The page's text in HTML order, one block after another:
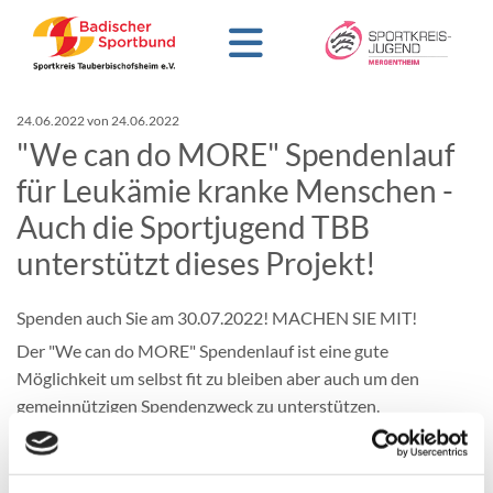
24.06.2022 von 24.06.2022
"We can do MORE" Spendenlauf
für Leukämie kranke Menschen -
Auch die Sportjugend TBB
unterstützt dieses Projekt!
Spenden auch Sie am 30.07.2022! MACHEN SIE MIT!
Der "We can do MORE" Spendenlauf ist eine gute
Möglichkeit um selbst fit zu bleiben aber auch um den
gemeinnützigen Spendenzweck zu unterstützen.
Durch diesen Spendenlauf, wollen die Veranstalter dieses
Jahr auf Krebs und Leukämie aufmerksam machen und der